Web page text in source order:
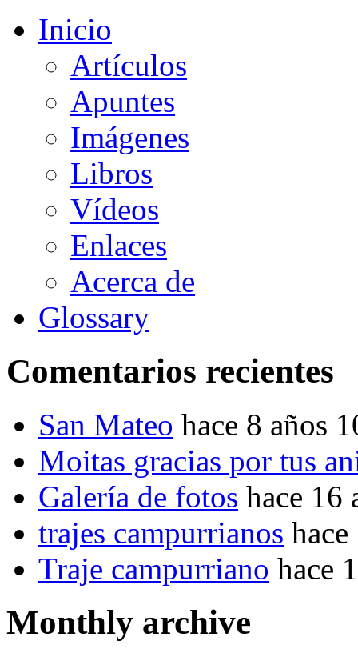
Inicio
Artículos
Apuntes
Imágenes
Libros
Vídeos
Enlaces
Acerca de
Glossary
Comentarios recientes
San Mateo hace 8 años
Moitas gracias por tus
Galería de fotos hace 16
trajes campurrianos
Traje campurriano hace
Monthly archive